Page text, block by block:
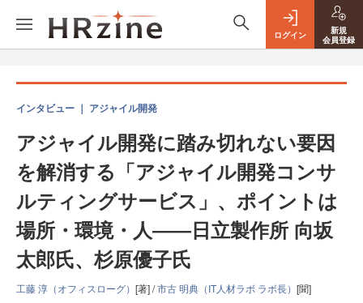
ログイン
新規
会員登録
インタビュー ｜ アジャイル開発
アジャイル開発に踏み切れない要因
を解消する「アジャイル開発コンサ
ルティングサービス」、ポイントは
場所・環境・人――日立製作所 向坂
太郎氏、杉原優子氏
工藤 淳（オフィスローグ） [著] /市古 明典（IT人材ラボ ラボ長） [聞]